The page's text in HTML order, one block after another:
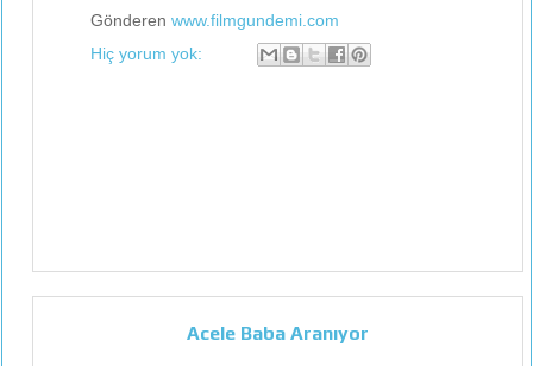
Gönderen www.filmgundemi.com
Hiç yorum yok:
Acele Baba Aranıyor